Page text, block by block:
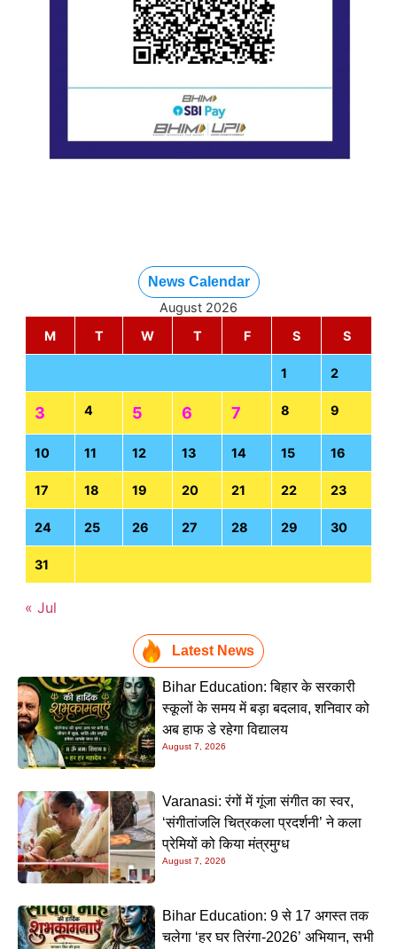
News Calendar
August 2026
M
T W T F S S
1 2
3 4 5 6 7 8 9
10 11 12 13 14 15 16
17 18 19 20 21 22 23
24 25 26 27 28 29 30
31
« Jul
Latest News
Bihar Education: बिहार के सरकारी
स्कूलों के समय में बड़ा बदलाव, शनिवार को
अब हाफ डे रहेगा विद्यालय
August 7, 2026
Varanasi: रंगों में गूंजा संगीत का स्वर,
‘संगीतांजलि चित्रकला प्रदर्शनी’ ने कला
प्रेमियों को किया मंत्रमुग्ध
August 7, 2026
Bihar Education: 9 से 17 अगस्त तक
चलेगा ‘हर घर तिरंगा-2026’ अभियान, सभी